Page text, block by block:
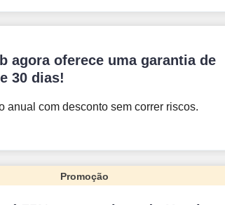
agora oferece uma garantia de
30 dias!
anual com desconto sem correr riscos.
Promoção